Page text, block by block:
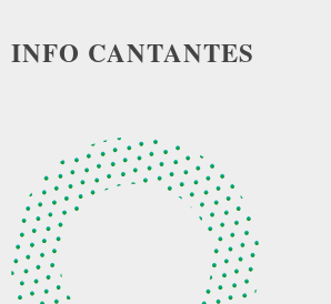
INFO CANTANTES